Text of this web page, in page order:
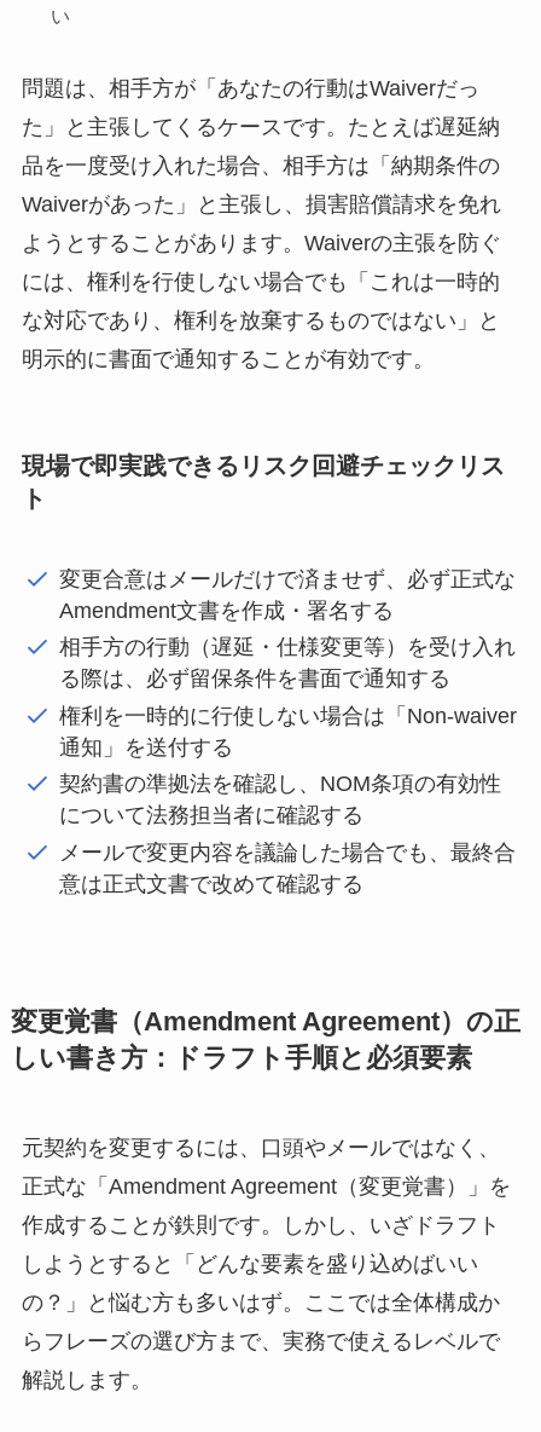
い
問題は、相手方が「あなたの行動はWaiverだっ
た」と主張してくるケースです。たとえば遅延納
品を一度受け入れた場合、相手方は「納期条件の
Waiverがあった」と主張し、損害賠償請求を免れ
ようとすることがあります。Waiverの主張を防ぐ
には、権利を行使しない場合でも「これは一時的
な対応であり、権利を放棄するものではない」と
明示的に書面で通知することが有効です。
現場で即実践できるリスク回避チェックリス
ト
変更合意はメールだけで済ませず、必ず正式な
Amendment文書を作成・署名する
相手方の行動（遅延・仕様変更等）を受け入れ
る際は、必ず留保条件を書面で通知する
権利を一時的に行使しない場合は「Non-waiver
通知」を送付する
契約書の準拠法を確認し、NOM条項の有効性
について法務担当者に確認する
メールで変更内容を議論した場合でも、最終合
意は正式文書で改めて確認する
変更覚書（Amendment Agreement）の正
しい書き方：ドラフト手順と必須要素
元契約を変更するには、口頭やメールではなく、
正式な「Amendment Agreement（変更覚書）」を
作成することが鉄則です。しかし、いざドラフト
しようとすると「どんな要素を盛り込めばいい
の？」と悩む方も多いはず。ここでは全体構成か
らフレーズの選び方まで、実務で使えるレベルで
解説します。